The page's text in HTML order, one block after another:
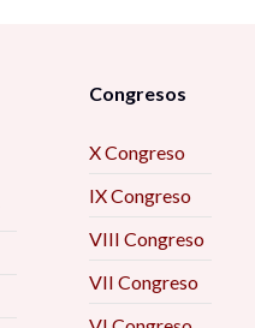
Congresos
X Congreso
IX Congreso
VIII Congreso
VII Congreso